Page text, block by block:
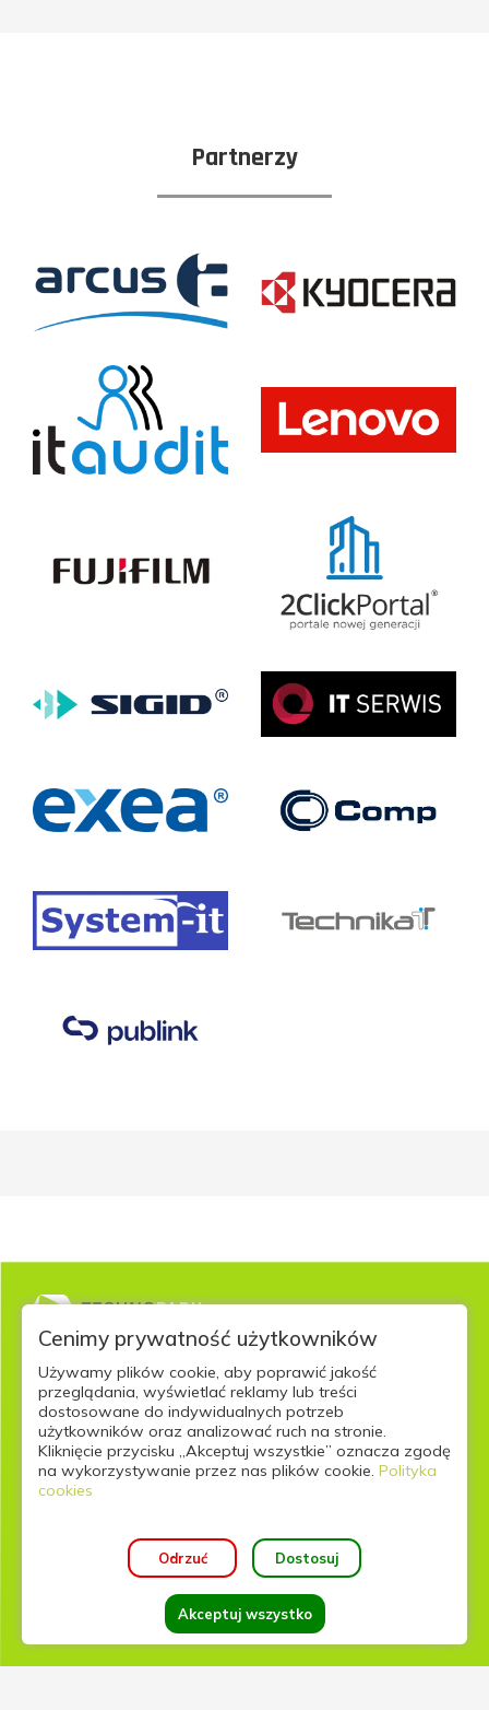
Partnerzy
TECHNOPARK POMERANIA
ul. Cyfrowa 6 (parter)
71-441 Szczecin, Polska
tel.:+48 91 85 22 962
Wybierz konwent Rejestracja Organizator
© 2026 Szczeciński Park Naukowo-Technologiczny.
Cenimy prywatność użytkowników
Używamy plików cookie, aby poprawić jakość
przeglądania, wyświetlać reklamy lub treści
dostosowane do indywidualnych potrzeb
użytkowników oraz analizować ruch na stronie.
Kliknięcie przycisku „Akceptuj wszystkie” oznacza zgodę
na wykorzystywanie przez nas plików cookie. Polityka
cookies
Odrzuć Dostosuj
Akceptuj wszystko